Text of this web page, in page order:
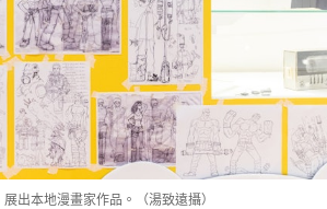
出本地漫畫家作品。（湯致遠攝）